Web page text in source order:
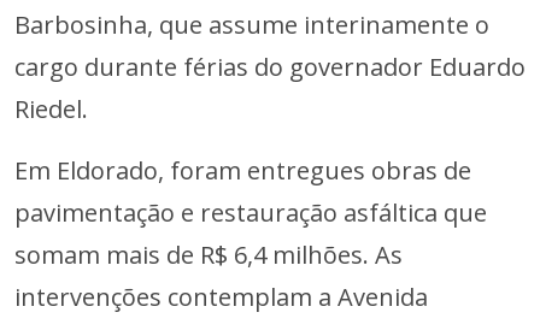
Barbosinha, que assume interinamente o
cargo durante férias do governador Eduardo
Riedel.
Em Eldorado, foram entregues obras de
pavimentação e restauração asfáltica que
somam mais de R$ 6,4 milhões. As
intervenções contemplam a Avenida